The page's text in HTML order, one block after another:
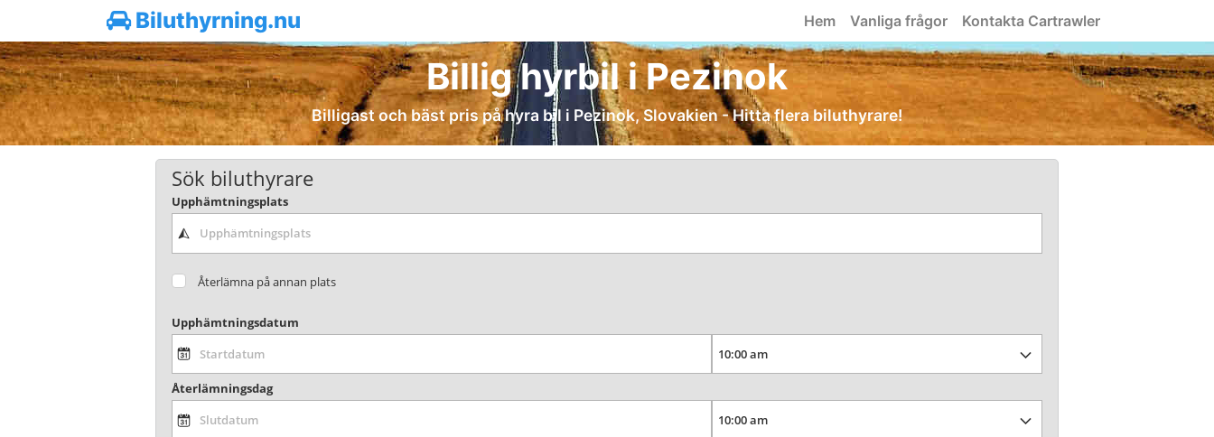
Biluthyrning.nu Hem Vanliga frågor Kontakta Cartrawler
Billig hyrbil i Pezinok
Billigast och bäst pris på hyra bil i Pezinok, Slovakien - Hitta flera biluthyrare!
Sök biluthyrare
Upphämtningsplats
Återlämna på annan plats
Upphämtningsdatum
Återlämningsdag